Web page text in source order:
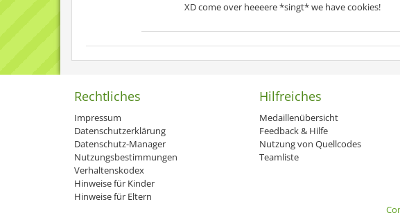
XD come over heeeere *singt* we have cookies!
Rechtliches
Impressum
Datenschutzerklärung
Datenschutz-Manager
Nutzungsbestimmungen
Verhaltenskodex
Hinweise für Kinder
Hinweise für Eltern
Hilfreiches
Medaillenübersicht
Feedback & Hilfe
Nutzung von Quellcodes
Teamliste